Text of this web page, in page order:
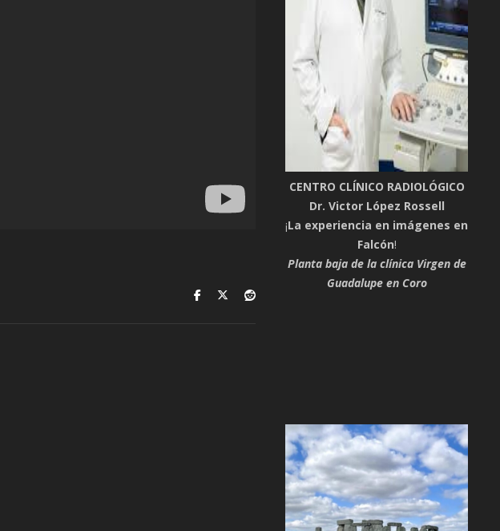
CENTRO CLÍNICO RADIOLÓGICO
Dr. Victor López Rossell
¡La experiencia en imágenes en
Falcón!
Planta baja de la clínica Virgen de
Guadalupe en Coro